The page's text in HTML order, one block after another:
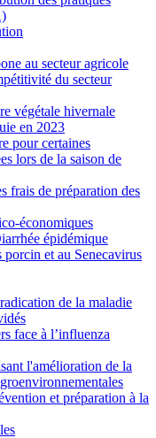
au secteur agricole
du secteur
végétale hivernale
en 2023
pour certaines
lors de la saison de
frais de préparation des
économiques
épidémique
et au Senecavirus
de la maladie
face à l’influenza
l'amélioration de la
et préparation à la